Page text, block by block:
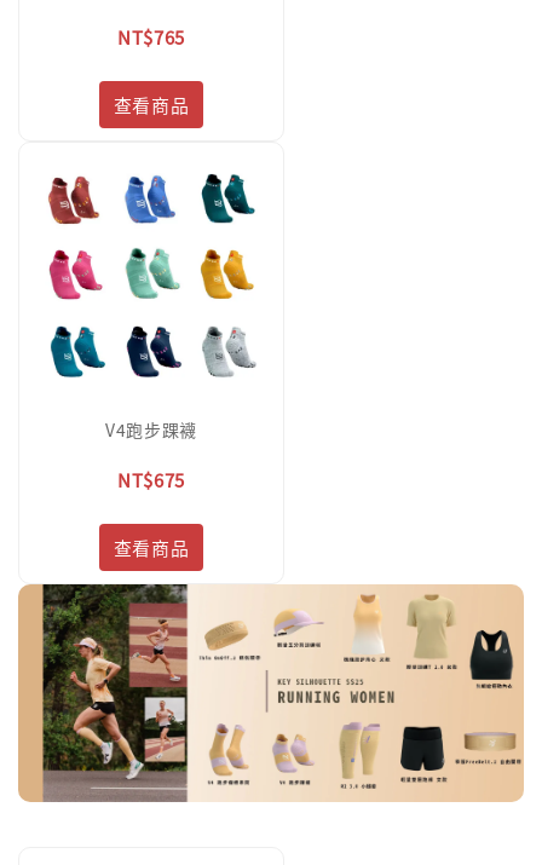
NT$765
查看商品
V4跑步踝襪
NT$675
查看商品